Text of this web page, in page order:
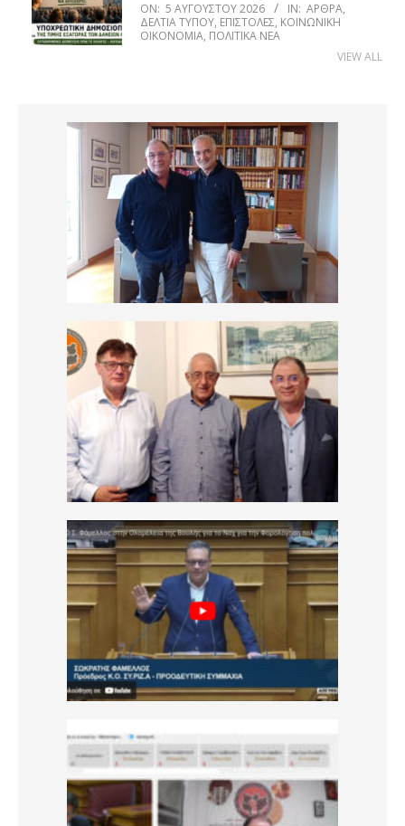
ON: 5 ΑΥΓΟΎΣΤΟΥ 2026 IN: ΆΡΘΡΑ,
ΔΕΛΤΊΑ ΤΎΠΟΥ, ΕΠΙΣΤΟΛΈΣ, ΚΟΙΝΩΝΙΚΉ
ΟΙΚΟΝΟΜΊΑ, ΠΟΛΙΤΙΚΆ ΝΈΑ
VIEW ALL